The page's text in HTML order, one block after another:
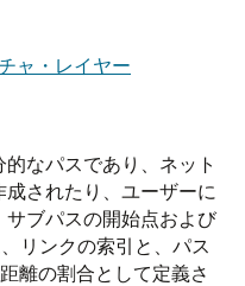
ャ・レイヤー
なパスであり、ネット
されたり、ユーザーに
ブパスの開始点および
リンクの索引と、パス
離の割合として定義さ